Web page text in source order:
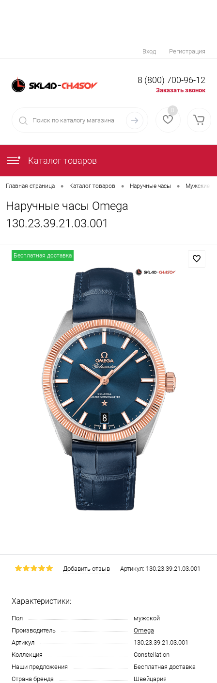
Вход Регистрация
8 (800) 700-96-12
Заказать звонок
0
Каталог товаров
Главная страница • Каталог товаров • Наручные часы • Мужские
Наручные часы Omega
130.23.39.21.03.001
Бесплатная доставка
Добавить отзыв Артикул: 130.23.39.21.03.001
Характеристики:
Пол
мужской
Производитель
Omega
Артикул
130.23.39.21.03.001
Коллекция
Constellation
Наши предложения
Бесплатная доставка
Страна бренда
Швейцария